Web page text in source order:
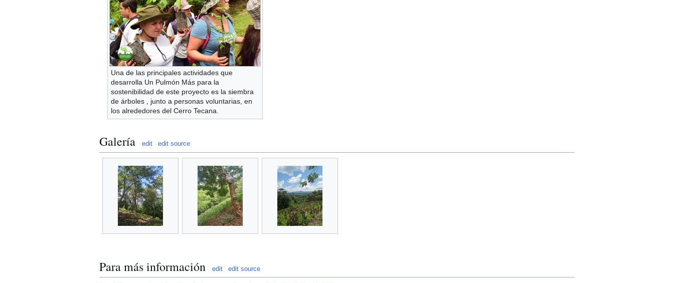
Una de las principales actividades que
desarrolla Un Pulmón Más para la
sostenibilidad de este proyecto es la siembra
de árboles , junto a personas voluntarias, en
los alrededores del Cerro Tecana.
Galería edit edit source
Para más información edit edit source